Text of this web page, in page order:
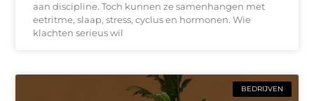
aan discipline. Toch kunnen ze samenhangen met
eetritme, slaap, stress, cyclus en hormonen. Wie
klachten serieus wil
BEDRIJVEN